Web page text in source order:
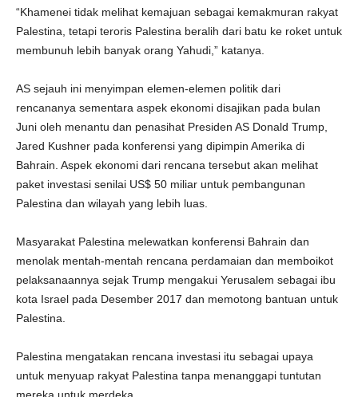
“Khamenei tidak melihat kemajuan sebagai kemakmuran rakyat
Palestina, tetapi teroris Palestina beralih dari batu ke roket untuk
membunuh lebih banyak orang Yahudi,” katanya.
AS sejauh ini menyimpan elemen-elemen politik dari
rencananya sementara aspek ekonomi disajikan pada bulan
Juni oleh menantu dan penasihat Presiden AS Donald Trump,
Jared Kushner pada konferensi yang dipimpin Amerika di
Bahrain. Aspek ekonomi dari rencana tersebut akan melihat
paket investasi senilai US$ 50 miliar untuk pembangunan
Palestina dan wilayah yang lebih luas.
Masyarakat Palestina melewatkan konferensi Bahrain dan
menolak mentah-mentah rencana perdamaian dan memboikot
pelaksanaannya sejak Trump mengakui Yerusalem sebagai ibu
kota Israel pada Desember 2017 dan memotong bantuan untuk
Palestina.
Palestina mengatakan rencana investasi itu sebagai upaya
untuk menyuap rakyat Palestina tanpa menanggapi tuntutan